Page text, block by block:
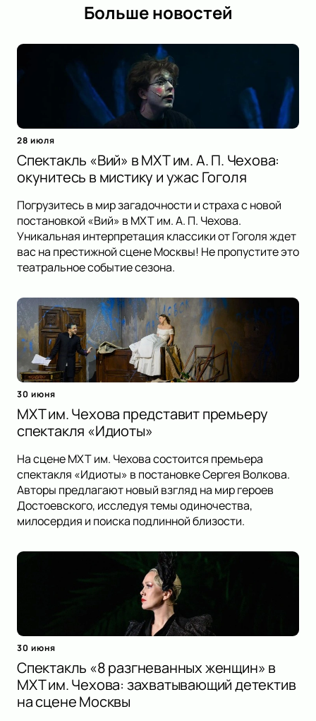
Больше новостей
28 июля
Спектакль «Вий» в МХТ им. А. П. Чехова:
окунитесь в мистику и ужас Гоголя
Погрузитесь в мир загадочности и страха с новой
постановкой «Вий» в МХТ им. А. П. Чехова.
Уникальная интерпретация классики от Гоголя ждет
вас на престижной сцене Москвы! Не пропустите это
театральное событие сезона.
30 июня
МХТ им. Чехова представит премьеру
спектакля «Идиоты»
На сцене МХТ им. Чехова состоится премьера
спектакля «Идиоты» в постановке Сергея Волкова.
Авторы предлагают новый взгляд на мир героев
Достоевского, исследуя темы одиночества,
милосердия и поиска подлинной близости.
30 июня
Спектакль «8 разгневанных женщин» в
МХТ им. Чехова: захватывающий детектив
на сцене Москвы